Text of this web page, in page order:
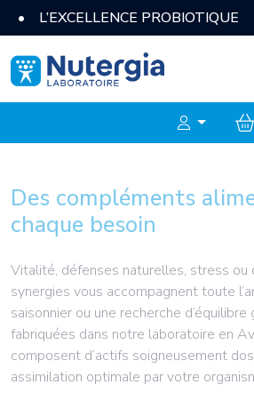
• JE DÉCOUVRE
Des compléments
chaque besoin
Vitalité, défenses naturelles, stress ou
synergies vous accompagnent toute
saisonnier ou une recherche
fabriquées dans notre laboratoire en
composent d’actifs soigneusement
assimilation optimale par votre